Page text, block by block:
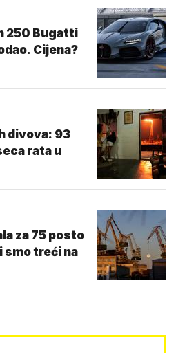
250 Bugatti
Cijena?
divova: 93
rata u
za 75 posto
smo treći na